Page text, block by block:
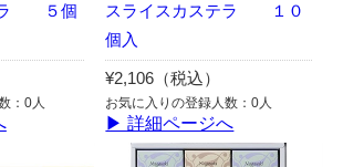
ラ ５個
：0人
スライスカステラ １０
個入
¥2,106（税込）
お気に入りの登録人数：0人
▶ 詳細ページへ